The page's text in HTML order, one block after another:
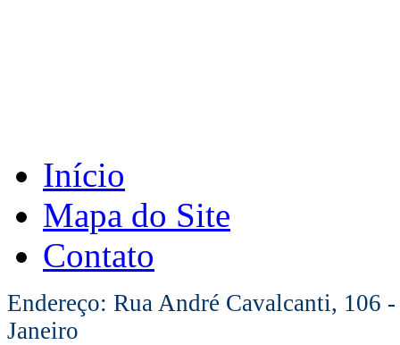
Início
Mapa do Site
Contato
Endereço: Rua André Cavalcanti, 106
Janeiro